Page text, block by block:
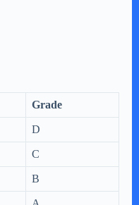
Grade
D
C
B